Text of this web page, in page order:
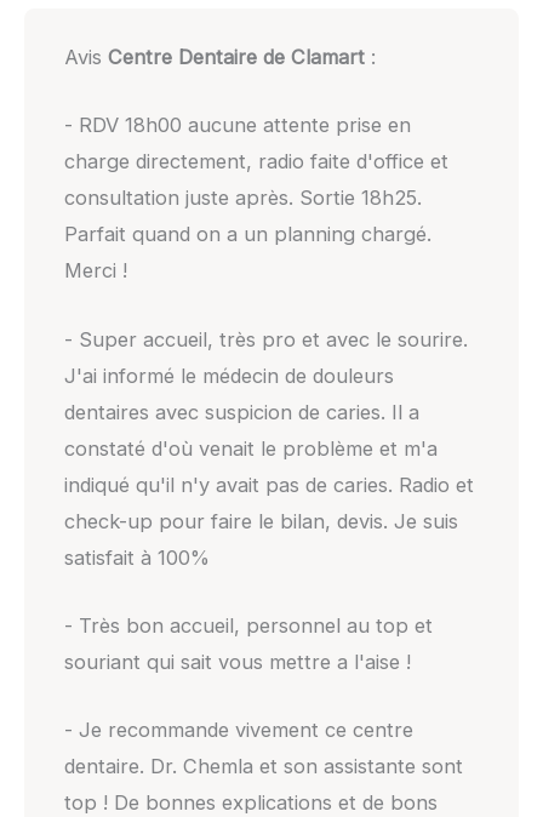
Avis Centre Dentaire de Clamart:
- RDV 18h00 aucune attente prise en
charge directement, radio faite d'office et
consultation juste après. Sortie 18h25.
Parfait quand on a un planning chargé.
Merci !
- Super accueil, très pro et avec le sourire.
J'ai informé le médecin de douleurs
dentaires avec suspicion de caries. Il a
constaté d'où venait le problème et m'a
indiqué qu'il n'y avait pas de caries. Radio et
check-up pour faire le bilan, devis. Je suis
satisfait à 100%
- Très bon accueil, personnel au top et
souriant qui sait vous mettre a l'aise !
- Je recommande vivement ce centre
dentaire. Dr. Chemla et son assistante sont
top ! De bonnes explications et de bons